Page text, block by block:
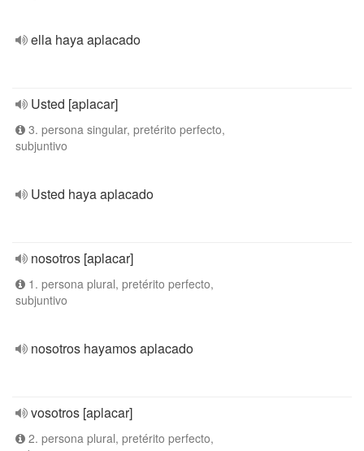
ella haya aplacado
Usted [aplacar]
3. persona singular, pretérito perfecto,
subjuntivo
Usted haya aplacado
nosotros [aplacar]
1. persona plural, pretérito perfecto,
subjuntivo
nosotros hayamos aplacado
vosotros [aplacar]
2. persona plural, pretérito perfecto,